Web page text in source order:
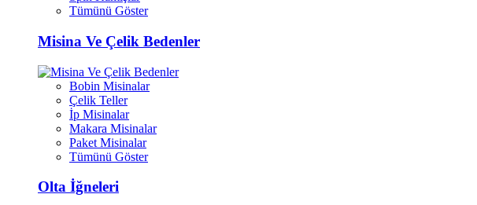
Tümünü Göster
Misina Ve Çelik Bedenler
Bobin Misinalar
Çelik Teller
İp Misinalar
Makara Misinalar
Paket Misinalar
Tümünü Göster
Olta İğneleri